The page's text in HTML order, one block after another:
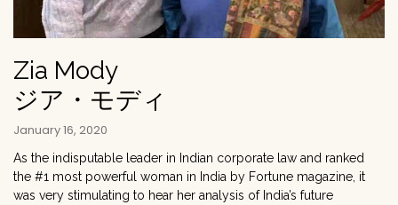
Zia Mody
ジア・モディ
January 16, 2020
As the indisputable leader in Indian corporate law and ranked
the #1 most powerful woman in India by Fortune magazine, it
was very stimulating to hear her analysis of India’s future